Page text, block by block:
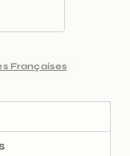
Françaises